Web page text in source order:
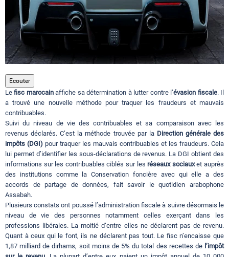
Hotels
Evenements
Contact
Ecouter
Lefisc marocainaffiche sa détermination à lutter contre l’évasion fiscale. Il
a trouvé une nouvelle méthode pour traquer les fraudeurs et mauvais
contribuables.
Suivi du niveau de vie des contribuables et sa comparaison avec les
revenus déclarés. C’est la méthode trouvée par la Direction générale des
impôts (DGI) pour traquer les mauvais contribuables et les fraudeurs. Cela
lui permet d’identifier les sous-déclarations de revenus. La DGI obtient des
informations sur les contribuables ciblés sur lesréseaux sociauxet auprès
des institutions comme la Conservation foncière avec qui elle a des
accords de partage de données, fait savoir le quotidien arabophone
Assabah.
Plusieurs constats ont poussé l’administration fiscale à suivre désormais le
niveau de vie des personnes notamment celles exerçant dans les
professions libérales. La moitié d’entre elles ne déclarent pas de revenu.
Quant à ceux qui le font, ils ne déclarent pas tout. Le fisc n’encaisse que
1,87 milliard de dirhams, soit moins de 5% du total des recettes de l’impôt